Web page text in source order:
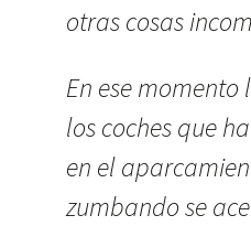
otras cosas
En ese momento
los coches que
en el
zumbando se